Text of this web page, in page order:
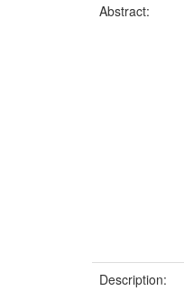
Abstract:
Description: